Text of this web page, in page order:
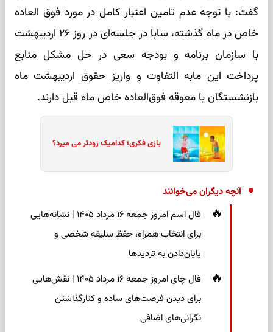
گفت: با توجه عدم تامین اعتبار کامل در مورد فوق العاده
خاص در ماه گذشته، سابا در جلسه‌ای در روز ۲۶ اردیبهشت
با سازمان برنامه و بودجه سعی در حل مشکل منابع
پرداخت این مابه التفاوت و واریز حقوق اردیبهشت ماه
بازنشستگان با معوقه فوق‌العاده خاص ماه قبل دارند.
بازی فکری؛ کدامیک زودتر می میرد؟
آنچه دیگران می‌خوانند
فال اسم امروز جمعه ۱۶ مرداد ۱۴۰۵ | نشانه‌هایی
برای انتخاب همراه، حفظ سلیقه شخصی و
پایان‌دادن به تردیدها
فال چای امروز جمعه ۱۶ مرداد ۱۴۰۵ | نقش‌هایی
برای دیدن فرصت‌های ساده و کنارگذاشتن
نگرانی‌های اضافی